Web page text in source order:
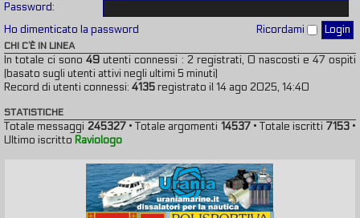
Password:
Ho dimenticato la password
Ricordami
CHI C’È IN LINEA
In totale ci sono49 utenti connessi : 2 registrati, 0 nascosti e 47 ospiti
(basato sugli utenti attivi negli ultimi 5 minuti)
Record di utenti connessi: 4135registrato il 14 ago 2025, 14:40
STATISTICHE
Totale messaggi 245327• Totale argomenti 14537• Totale iscritti 7153•
Ultimo iscritto Raviologo